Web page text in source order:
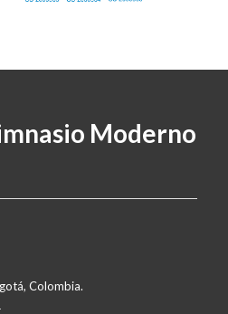
Moderno
Colombia.